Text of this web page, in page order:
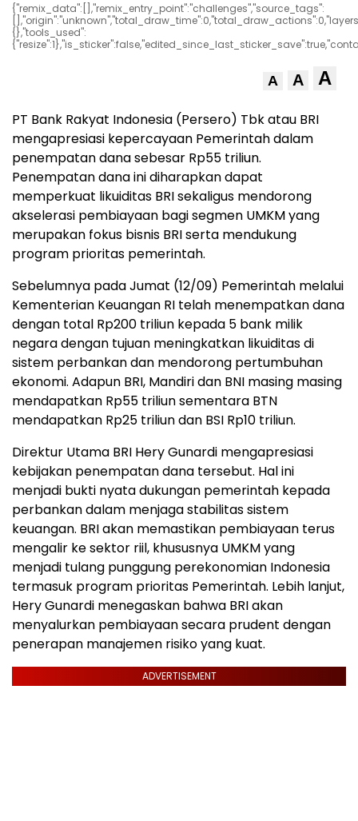
{"remix_data":[],"remix_entry_point":"challenges","source_tags":
{},"tools_used":
A A A
PT Bank Rakyat Indonesia (Persero) Tbk atau BRI
mengapresiasi kepercayaan Pemerintah dalam
penempatan dana sebesar Rp55 triliun.
Penempatan dana ini diharapkan dapat
memperkuat likuiditas BRI sekaligus mendorong
akselerasi pembiayaan bagi segmen UMKM yang
merupakan fokus bisnis BRI serta mendukung
program prioritas pemerintah.
Sebelumnya pada Jumat (12/09) Pemerintah melalui
Kementerian Keuangan RI telah menempatkan dana
dengan total Rp200 triliun kepada 5 bank milik
negara dengan tujuan meningkatkan likuiditas di
sistem perbankan dan mendorong pertumbuhan
ekonomi. Adapun BRI, Mandiri dan BNI masing masing
mendapatkan Rp55 triliun sementara BTN
mendapatkan Rp25 triliun dan BSI Rp10 triliun.
Direktur Utama BRI Hery Gunardi mengapresiasi
kebijakan penempatan dana tersebut. Hal ini
menjadi bukti nyata dukungan pemerintah kepada
perbankan dalam menjaga stabilitas sistem
keuangan. BRI akan memastikan pembiayaan terus
mengalir ke sektor riil, khususnya UMKM yang
menjadi tulang punggung perekonomian Indonesia
termasuk program prioritas Pemerintah. Lebih lanjut,
Hery Gunardi menegaskan bahwa BRI akan
menyalurkan pembiayaan secara prudent dengan
penerapan manajemen risiko yang kuat.
ADVERTISEMENT